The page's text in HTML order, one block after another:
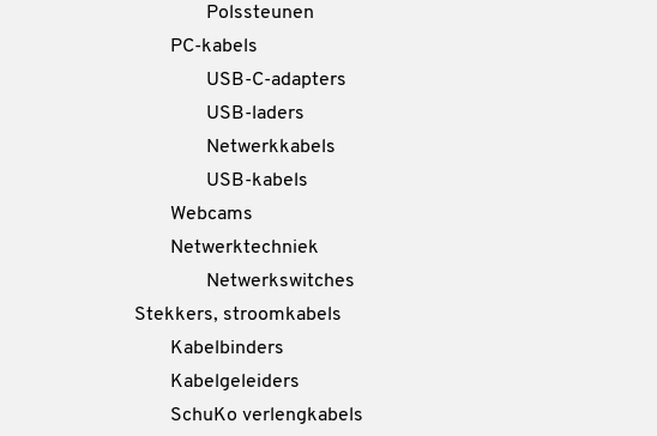
Polssteunen
PC-kabels
USB-C-adapters
USB-laders
Netwerkkabels
USB-kabels
Webcams
Netwerktechniek
Netwerkswitches
Stekkers, stroomkabels
Kabelbinders
Kabelgeleiders
SchuKo verlengkabels